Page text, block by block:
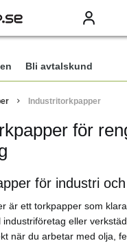
Bli avtalskund
Industritorkpapper
för
för industri
är ett torkpapper som
industriföretag eller
när du arbetar med olja,